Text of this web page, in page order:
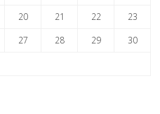
20 21 22 23
27 28 29 30